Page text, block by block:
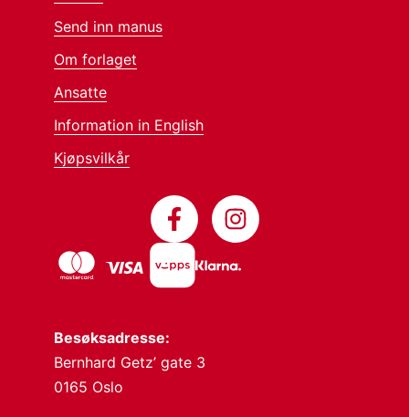
Besøksadresse:
Bernhard Getz’ gate 3
0165 Oslo
Send inn manus
Om forlaget
Ansatte
Information in English
Kjøpsvilkår